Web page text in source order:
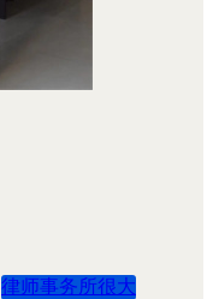
律师事务所很大